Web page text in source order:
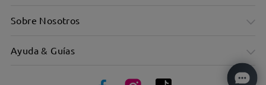
Sobre Nosotros
Ayuda & Guías